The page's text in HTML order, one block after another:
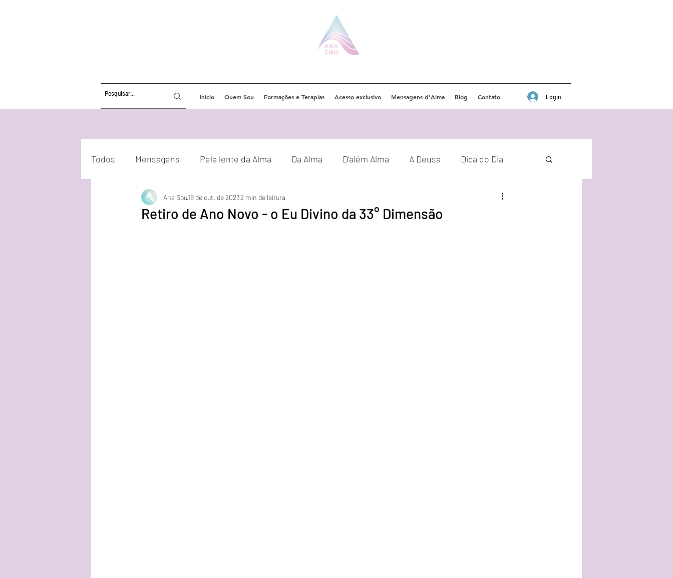
Início Quem Sou Formações e Terapias Acesso exclusivo Mensagens d'Alma Blog Contato Login
Todos Mensagens Pela lente da Alma Da Alma D'além Alma A Deusa Dica do Dia
Atualizações Energéticas Eventos Orações
Retiro de Ano Novo - o Eu Divino da 33° Dimensão
Ana Sou19 de out. de 20232 min de leitura